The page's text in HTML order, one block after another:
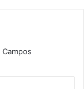
Campos